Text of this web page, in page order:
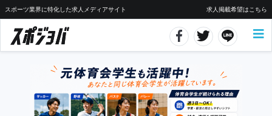
スポーツ業界に特化した求人メディアサイト 求人掲載希望はこちら